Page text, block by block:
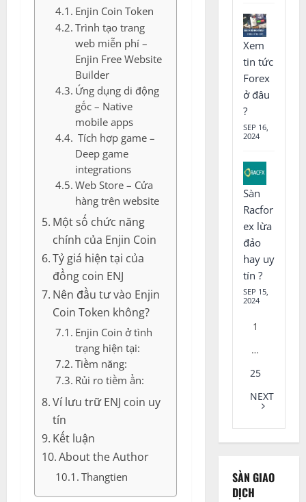
Enjin Coin Token
Trình tạo trang
web miễn phí –
Enjin Free Website
Builder
Ứng dụng di động
gốc – Native
mobile apps
Tích hợp game –
Deep game
integrations
Web Store – Cửa
hàng trên website
Một số chức năng
chính của Enjin Coin
Tỷ giá hiện tại của
đồng coin ENJ
Nên đầu tư vào Enjin
Coin Token không?
Enjin Coin ở tình
trạng hiện tại:
Tiềm năng:
Rủi ro tiềm ẩn:
Ví lưu trữ ENJ coin uy
tín
Kết luận
About the Author
Thangtien
Xem
tin tức
Forex
ở đâu
?
SEP 16,
2024
Sàn
Racfor
ex lừa
đảo
hay uy
tín ?
SEP 15,
2024
1
…
25
NEXT
SÀN GIAO
DỊCH